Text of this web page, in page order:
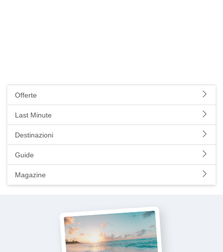
Offerte
Last Minute
Destinazioni
Guide
Magazine